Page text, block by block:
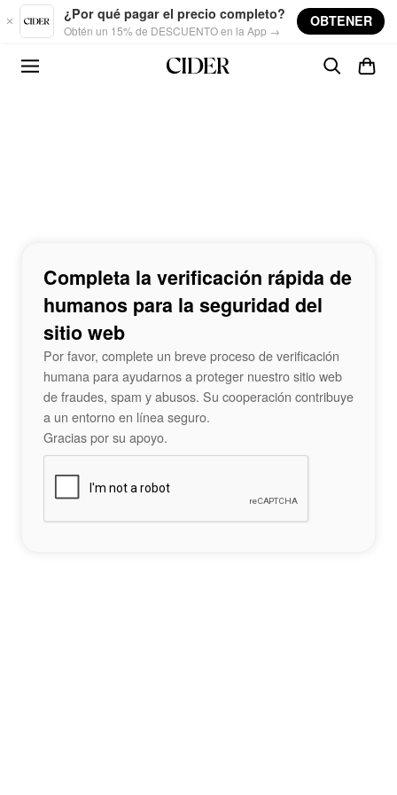
Skip to main content
¿Por qué pagar el precio completo?
Obtén un 15% de DESCUENTO en la App →
OBTENER
Completa la verificación rápida de
humanos para la seguridad del
sitio web
Por favor, complete un breve proceso de verificación
humana para ayudarnos a proteger nuestro sitio web
de fraudes, spam y abusos. Su cooperación contribuye
a un entorno en línea seguro.
Gracias por su apoyo.